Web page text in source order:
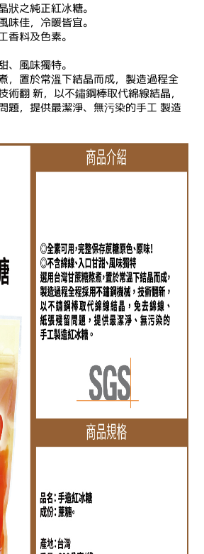
之純正紅冰糖。
佳，冷暖皆宜。
料及色素。
風味獨特。
，置於常溫下結晶而成，製造過程全
術翻 新，以不鏽鋼棒取代綿線結晶，
題，提供最潔淨、無污染的手工 製造